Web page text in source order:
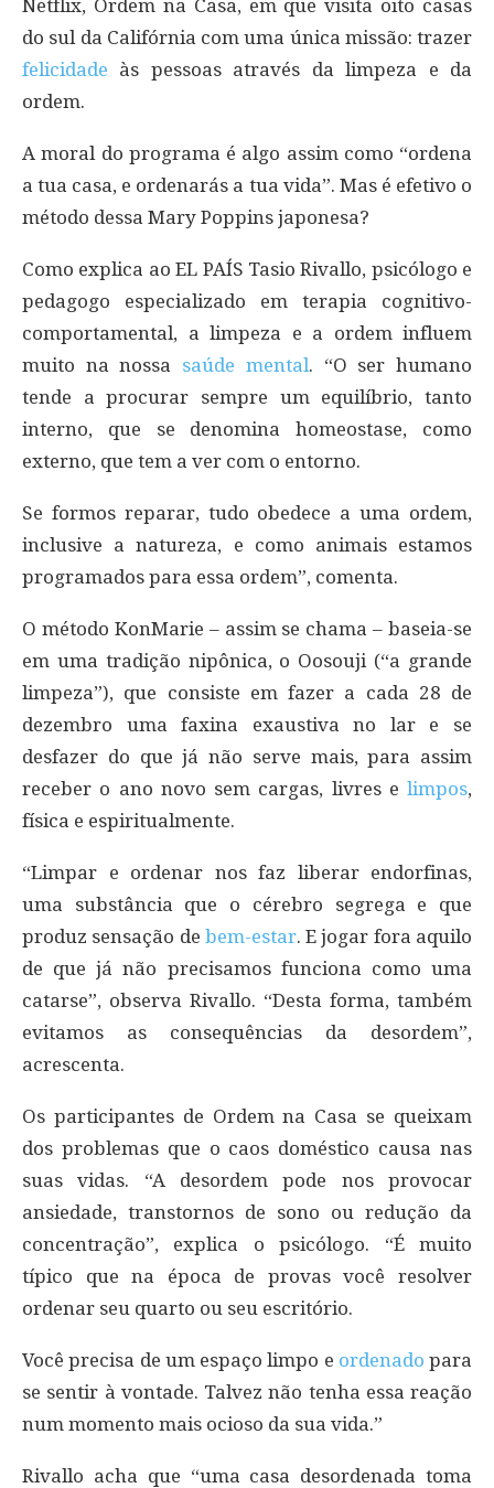
Netflix, Ordem na Casa, em que visita oito casas
do sul da Califórnia com uma única missão: trazer
felicidade às pessoas através da limpeza e da
ordem.
A moral do programa é algo assim como “ordena
a tua casa, e ordenarás a tua vida”. Mas é efetivo o
método dessa Mary Poppins japonesa?
Como explica ao EL PAÍS Tasio Rivallo, psicólogo e
pedagogo especializado em terapia cognitivo-
comportamental, a limpeza e a ordem influem
muito na nossa saúde mental. “O ser humano
tende a procurar sempre um equilíbrio, tanto
interno, que se denomina homeostase, como
externo, que tem a ver com o entorno.
Se formos reparar, tudo obedece a uma ordem,
inclusive a natureza, e como animais estamos
programados para essa ordem”, comenta.
O método KonMarie – assim se chama – baseia-se
em uma tradição nipônica, o Oosouji (“a grande
limpeza”), que consiste em fazer a cada 28 de
dezembro uma faxina exaustiva no lar e se
desfazer do que já não serve mais, para assim
receber o ano novo sem cargas, livres e limpos,
física e espiritualmente.
“Limpar e ordenar nos faz liberar endorfinas,
uma substância que o cérebro segrega e que
produz sensação de bem-estar. E jogar fora aquilo
de que já não precisamos funciona como uma
catarse”, observa Rivallo. “Desta forma, também
evitamos as consequências da desordem”,
acrescenta.
Os participantes de Ordem na Casa se queixam
dos problemas que o caos doméstico causa nas
suas vidas. “A desordem pode nos provocar
ansiedade, transtornos de sono ou redução da
concentração”, explica o psicólogo. “É muito
típico que na época de provas você resolver
ordenar seu quarto ou seu escritório.
Você precisa de um espaço limpo e ordenado para
se sentir à vontade. Talvez não tenha essa reação
num momento mais ocioso da sua vida.”
Rivallo acha que “uma casa desordenada toma